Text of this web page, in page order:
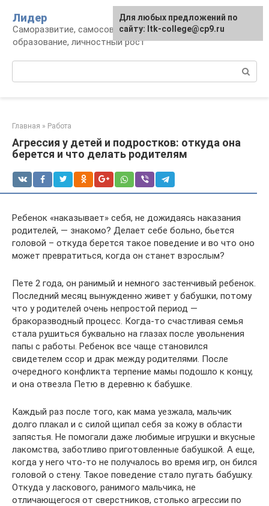
контенту
Лидер
Саморазвитие, самосовершенствование,
образование, личностный рост
Главная » Работа
Агрессия у детей и подростков: откуда она
берется и что делать родителям
Ребенок «наказывает» себя, не дожидаясь наказания
родителей, — знакомо? Делает себе больно, бьется
головой – откуда берется такое поведение и во что оно
может превратиться, когда он станет взрослым?
Пете 2 года, он ранимый и немного застенчивый ребенок.
Последний месяц вынужденно живет у бабушки, потому
что у родителей очень непростой период —
бракоразводный процесс. Когда-то счастливая семья
стала рушиться буквально на глазах после увольнения
папы с работы. Ребенок все чаще становился
свидетелем ссор и драк между родителями. После
очередного конфликта терпение мамы подошло к концу,
и она отвезла Петю в деревню к бабушке.
Каждый раз после того, как мама уезжала, мальчик
долго плакал и с силой щипал себя за кожу в области
запястья. Не помогали даже любимые игрушки и вкусные
лакомства, заботливо приготовленные бабушкой. А еще,
когда у него что-то не получалось во время игр, он бился
головой о стену. Такое поведение стало пугать бабушку.
Откуда у ласкового, ранимого мальчика, не
отличающегося от сверстников, столько агрессии по
Для любых предложений по
сайту: ltk-college@cp9.ru